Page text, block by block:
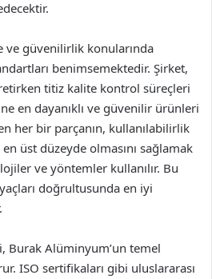
güvenilirlik konularında
benimsemektedir. Şirket,
titiz kalite kontrol süreçleri
en dayanıklı ve güvenilir ürünleri
her bir parçanın, kullanılabilirlik
en üst düzeyde olmasını sağlamak
ve yöntemler kullanılır. Bu
doğrultusunda en iyi
Burak Alüminyum’un temel
ISO sertifikaları gibi uluslararası